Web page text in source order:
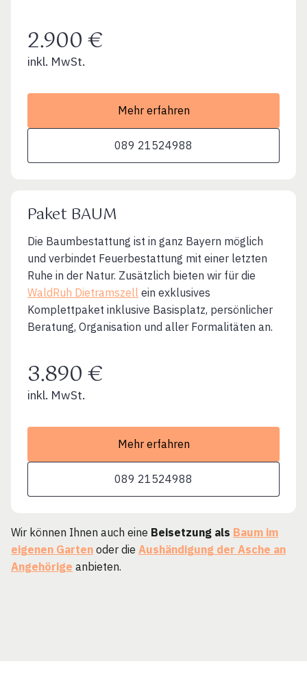
2.900 €
inkl. MwSt.
Mehr erfahren
089 21524988
Paket BAUM
Die Baumbestattung ist in ganz Bayern möglich
und verbindet Feuerbestattung mit einer letzten
Ruhe in der Natur. Zusätzlich bieten wir für die
WaldRuh Dietramszell ein exklusives
Komplettpaket inklusive Basisplatz, persönlicher
Beratung, Organisation und aller Formalitäten an.
3.890 €
inkl. MwSt.
Mehr erfahren
089 21524988
Wir können Ihnen auch eine Beisetzung als Baum im
eigenen Garten oder die Aushändigung der Asche an
Angehörige anbieten.